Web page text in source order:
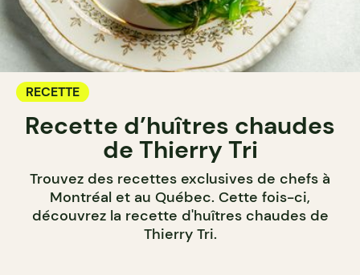
RECETTE
Recette d’huîtres chaudes
de Thierry Tri
Trouvez des recettes exclusives de chefs à
Montréal et au Québec. Cette fois-ci,
découvrez la recette d'huîtres chaudes de
Thierry Tri.